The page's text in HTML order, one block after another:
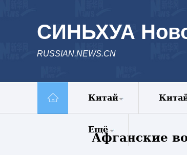
СИНЬХУА
RUSSIAN.NEWS.CN
Китай
Экономика
Ещё
Афганские